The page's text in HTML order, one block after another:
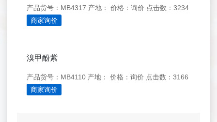
产品货号：MB4317 产地： 价格：询价 点击数：3234
商家询价
溴甲酚紫
产品货号：MB4110 产地： 价格：询价 点击数：3166
商家询价